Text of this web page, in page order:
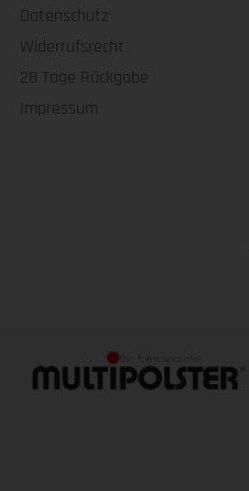
Datenschutz
Widerrufsrecht
28 Tage Rückgabe
Impressum